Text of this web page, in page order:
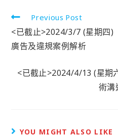
Previous Post
<已截止>2024/3/7 (星期四)
廣告及違規案例解析
<已截止>2024/4/13 (星期
術
YOU MIGHT ALSO LIKE